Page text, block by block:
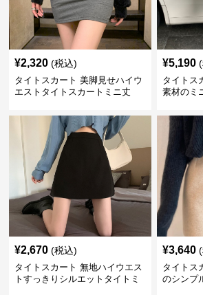
¥2,320 (税込)
タイトスカート 美脚見せハイウ
エストタイトスカートミニ丈
¥5,190
タイトス
素材のミ
¥2,670 (税込)
タイトスカート 無地ハイウエス
トすっきりシルエットタイトミ
¥3,640
タイトス
のシンプ